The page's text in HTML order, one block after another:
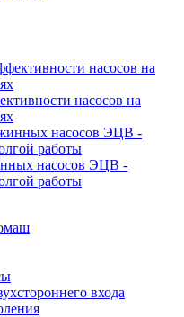
насосов на
насосов ЭЦВ -
работы
входа